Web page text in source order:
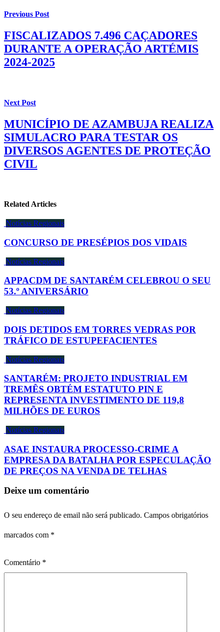
Previous Post
FISCALIZADOS 7.496 CAÇADORES
DURANTE A OPERAÇÃO ARTÉMIS
2024-2025
Next Post
MUNICÍPIO DE AZAMBUJA REALIZA
SIMULACRO PARA TESTAR OS
DIVERSOS AGENTES DE PROTEÇÃO
CIVIL
Related Articles
Notícias Regionais
CONCURSO DE PRESÉPIOS DOS VIDAIS
Notícias Regionais
APPACDM DE SANTARÉM CELEBROU O SEU
53.º ANIVERSÁRIO
Notícias Regionais
DOIS DETIDOS EM TORRES VEDRAS POR
TRÁFICO DE ESTUPEFACIENTES
Notícias Regionais
SANTARÉM: PROJETO INDUSTRIAL EM
TREMÊS OBTÉM ESTATUTO PIN E
REPRESENTA INVESTIMENTO DE 119,8
MILHÕES DE EUROS
Notícias Regionais
ASAE INSTAURA PROCESSO-CRIME A
EMPRESA DA BATALHA POR ESPECULAÇÃO
DE PREÇOS NA VENDA DE TELHAS
Deixe um comentário
O seu endereço de email não será publicado. Campos obrigatórios
marcados com *
Comentário *